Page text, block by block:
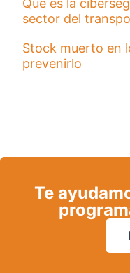
Qué es la
sector del
Stock muerto en
prevenirlo
Te